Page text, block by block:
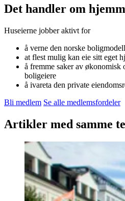
Det handler om
Huseierne jobber aktivt for
å verne den norske
at flest mulig kan eie sitt eget
å fremme saker av økonomisk
boligeiere
å ivareta den private
Bli medlem Se alle medlemsfordeler
Artikler med samme